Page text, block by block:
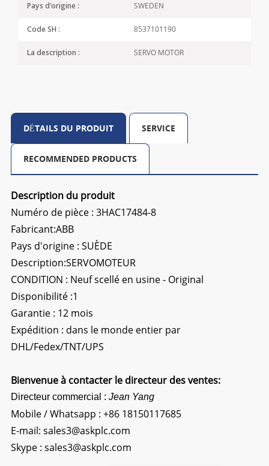
Pays d'origine : SWEDEN
Code SH : 8537101190
La description : SERVO MOTOR
DÉTAILS DU PRODUIT SERVICE
RECOMMENDED PRODUCTS
Description du produit
Numéro de pièce : 3HAC17484-8
Fabricant:ABB
Pays d'origine : SUÈDE
Description:SERVOMOTEUR
CONDITION : Neuf scellé en usine - Original
Disponibilité :1
Garantie : 12 mois
Expédition : dans le monde entier par
DHL/Fedex/TNT/UPS
Bienvenue à contacter le directeur des ventes:
Directeur commercial : Jean Yang
Mobile / Whatsapp : +86 18150117685
E-mail: sales3@askplc.com
Skype : sales3@askplc.com